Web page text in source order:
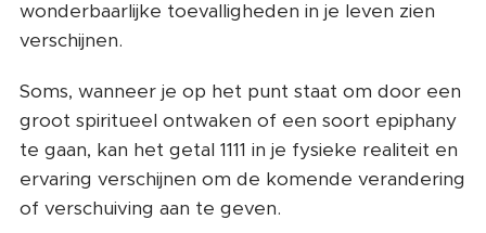
wonderbaarlijke toevalligheden in je leven zien
verschijnen.
Soms, wanneer je op het punt staat om door een
groot spiritueel ontwaken of een soort epiphany
te gaan, kan het getal 1111 in je fysieke realiteit en
ervaring verschijnen om de komende verandering
of verschuiving aan te geven.